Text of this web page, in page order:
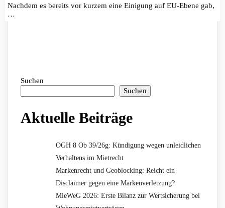
Nachdem es bereits vor kurzem eine Einigung auf EU-Ebene gab,
…
Suchen
Suchen
Aktuelle Beiträge
OGH 8 Ob 39/26g: Kündigung wegen unleidlichen
Verhaltens im Mietrecht
Markenrecht und Geoblocking: Reicht ein
Disclaimer gegen eine Markenverletzung?
MieWeG 2026: Erste Bilanz zur Wertsicherung bei